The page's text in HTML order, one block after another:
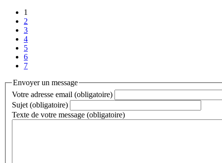
1
2
3
4
5
6
7
Envoyer un message
Votre adresse email (obligatoire)
Sujet (obligatoire)
Texte de votre message (obligatoire)